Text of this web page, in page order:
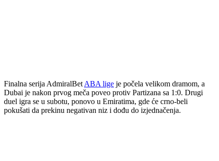
Finalna serija AdmiralBet ABA lige je počela velikom dramom, a
Dubai je nakon prvog meča poveo protiv Partizana sa 1:0. Drugi
duel igra se u subotu, ponovo u Emiratima, gde će crno-beli
pokušati da prekinu negativan niz i dođu do izjednačenja.